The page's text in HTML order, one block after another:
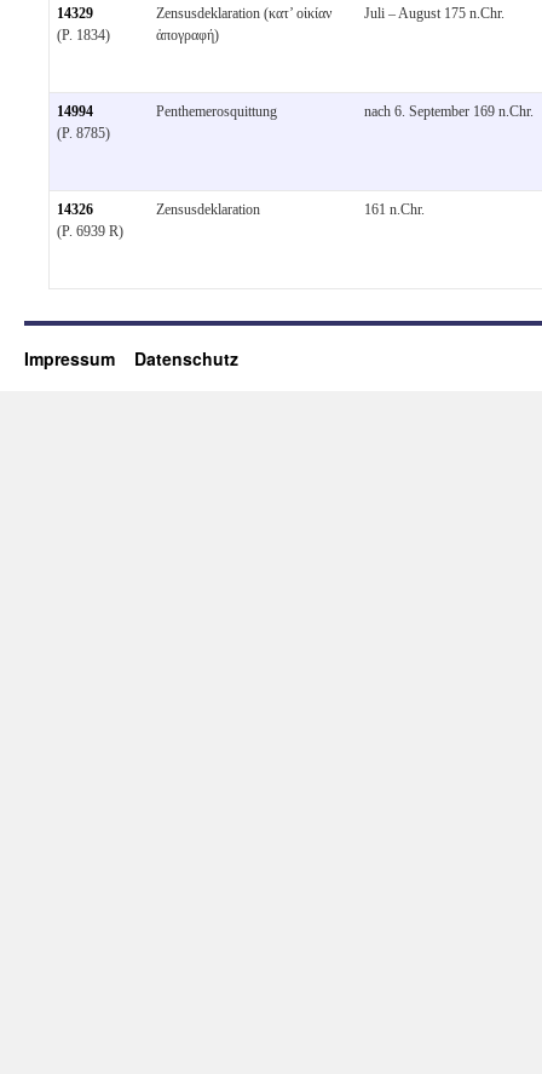
14329
(P. 1834)
Zensusdeklaration (κατ’ οἰκίαν
ἀπογραφή)
Juli – August 175 n.Chr.
14994
(P. 8785)
Penthemerosquittung nach 6. September 169 n.Chr.
14326
(P. 6939 R)
Zensusdeklaration 161 n.Chr.
Impressum Datenschutz